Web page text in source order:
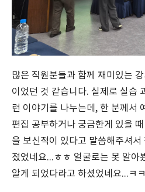
많은 직원분들과 함께 재미있는
이었던 것 같습니다. 실제로 실습
런 이야기를 나누는데, 한 분께서
편집 공부하거나 궁금한게 있을
을 보신적이 있다고 말씀해주셔서
졌었네요...ㅎㅎ 얼굴로는 못 알아
알게 되었다라고 하셨었네요...ㅋㅋ